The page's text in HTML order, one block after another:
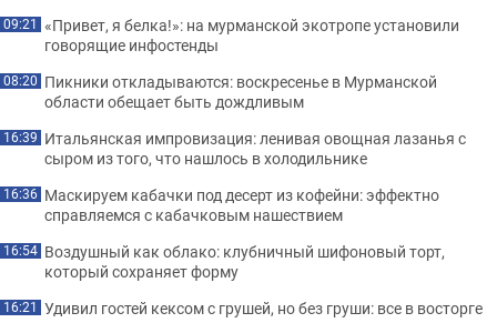
09:21 «Привет, я белка!»: на мурманской экотропе установили
говорящие инфостенды
08:20 Пикники откладываются: воскресенье в Мурманской
области обещает быть дождливым
16:39 Итальянская импровизация: ленивая овощная лазанья с
сыром из того, что нашлось в холодильнике
16:36 Маскируем кабачки под десерт из кофейни: эффектно
справляемся с кабачковым нашествием
16:54 Воздушный как облако: клубничный шифоновый торт,
который сохраняет форму
16:21 Удивил гостей кексом с грушей, но без груши: все в восторге